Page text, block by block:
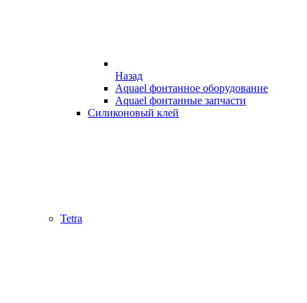
Назад
Aquael фонтанное оборудование
Aquael фонтанные запчасти
Силиконовый клей
Tetra